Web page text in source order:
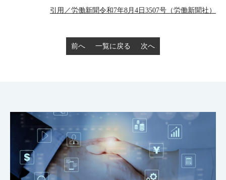
引用／労働新聞令和7年8月4日3507号（労働新聞社）
前へ 一覧に戻る 次へ